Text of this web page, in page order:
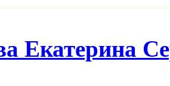
Екатерина